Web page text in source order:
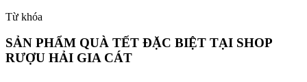
Từ khóa
SẢN PHẨM QUÀ TẾT ĐẶC BIỆT TẠI SHOP
RƯỢU HẢI GIA CÁT